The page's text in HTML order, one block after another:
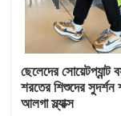
ছেলেদের সোয়েটপ্যান্ট
শরতের শিশুদের সুদর্শন
আলগা স্ল্যাক্স